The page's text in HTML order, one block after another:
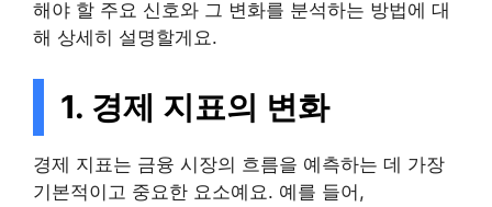
해야 할 주요 신호와 그 변화를 분석하는 방법에 대
해 상세히 설명할게요.
1. 경제 지표의 변화
경제 지표는 금융 시장의 흐름을 예측하는 데 가장
기본적이고 중요한 요소예요. 예를 들어,